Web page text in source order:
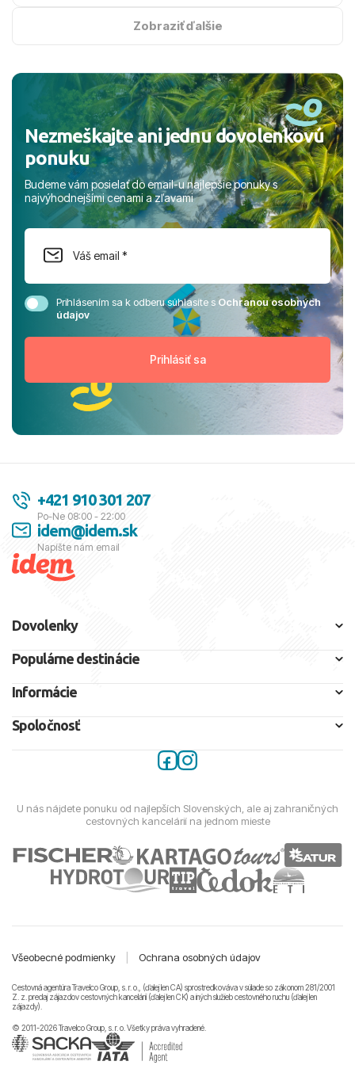
s hviezdičkou. ​Už teraz sa tešíme, kam s nami vyrazíte
Zobraziť ďalšie
Nezmeškajte ani jednu dovolenkovú
ponuku
Budeme vám posielať do email-u najlepšie ponuky s
najvýhodnejšími cenami a zľavami
Prihlásením sa k odberu súhlasíte sOchranou osobných
údajov
+421 910 301 207
Po-Ne 08:00 - 22:00
idem@idem.sk
Napíšte nám email
Dovolenky
Populárne destinácie
Informácie
Spoločnosť
U nás nájdete ponuku od najlepších Slovenských, ale aj zahraničných
cestovných kancelárií na jednom mieste
Všeobecné podmienky Ochrana osobných údajov
Cestovná agentúra Travelco Group, s. r. o., (ďalej len CA) sprostredkováva v súlade so zákonom 281/2001
Z. z. predaj zájazdov cestovných kancelárii (ďalej len CK) a iných služieb cestovného ruchu (ďalej len
zájazdy).
© 2011-2026 Travelco Group, s. r. o. Všetky práva vyhradené.